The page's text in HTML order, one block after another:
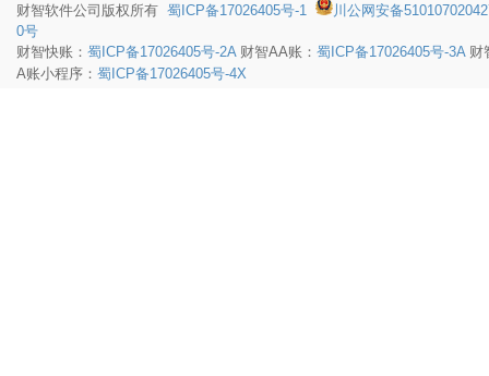
财智软件公司版权所有 蜀ICP备17026405号-1
川公网安备
0号
财智快账： 蜀ICP备17026405号-2A财智AA账： 蜀ICP备17026405号-3A财
A账小程序： 蜀ICP备17026405号-4X